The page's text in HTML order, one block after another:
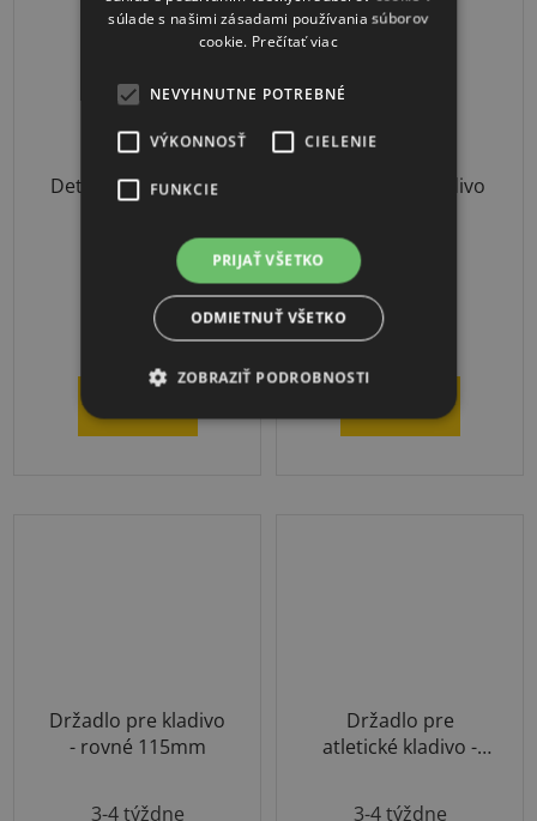
Detská PVC guľa na
3-4 týždne
€25,50
Detské PVC kladivo
3-4 týždne
od€29,50
Držadlo pre kladivo
- rovné 115mm
3-4 týždne
Držadlo pre
atletické kladivo -
3-4 týždne
súlade s našimi zásadami používania súborov
cookie. Prečítať viac
NEVYHNUTNE POTREBNÉ
VÝKONNOSŤ CIELENIE
FUNKCIE
PRIJAŤ VŠETKO
ODMIETNUŤ VŠETKO
ZOBRAZIŤ PODROBNOSTI